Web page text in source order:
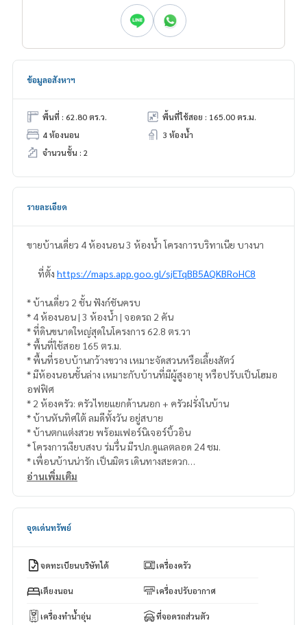
ข้อมูลอสังหาฯ
พื้นที่ : 62.80 ตร.ว.
พื้นที่ใช้สอย : 165.00 ตร.ม.
4 ห้องนอน
3 ห้องน้ำ
จำนวนชั้น : 2
รายละเอียด
ขายบ้านเดี่ยว 4 ห้องนอน 3 ห้องน้ำ โครงการบริทาเนีย บางนา
ที่ตั้ง https://maps.app.goo.gl/sjETqBB5AQKBRoHC8
* บ้านเดี่ยว 2 ชั้น ฟังก์ชันครบ
* 4 ห้องนอน | 3 ห้องน้ำ | จอดรถ 2 คัน
* ที่ดินขนาดใหญ่สุดในโครงการ 62.8 ตร.วา
* พื้นที่ใช้สอย 165 ตร.ม.
* พื้นที่รอบบ้านกว้างขวาง เหมาะจัดสวนหรือเลี้ยงสัตว์
* มีห้องนอนชั้นล่าง เหมาะกับบ้านที่มีผู้สูงอายุ หรือปรับเป็นโฮมอ
อฟฟิศ
* 2 ห้องครัว: ครัวไทยแยกด้านนอก + ครัวฝรั่งในบ้าน
* บ้านหันทิศใต้ ลมดีทั้งวัน อยู่สบาย
* บ้านตกแต่งสวย พร้อมเฟอร์นิเจอร์บิ้วอิน
* โครงการเงียบสงบ ร่มรื่น มีรปภ.ดูแลตลอด 24 ชม.
* เพื่อนบ้านน่ารัก เป็นมิตร เดินทางสะดวก
* เดินทางสะดวก เชื่อมต่อถนนบางนา-ตราด, มอเตอร์เวย์, วงแหวน
📆 หรือให้เช่าเพียง 45,000 บาท/เดือน
📞 สนใจนัดชมบ้าน หรือสอบถามเพิ่มเติม: คุณแม็กซ์:
อ่านเพิ่มเติม
จุดเด่นทรัพย์
จดทะเบียนบริษัทได้ เครื่องครัว
เตียงนอน เครื่องปรับอากาศ
เครื่องทำน้ำอุ่น ที่จอดรถส่วนตัว